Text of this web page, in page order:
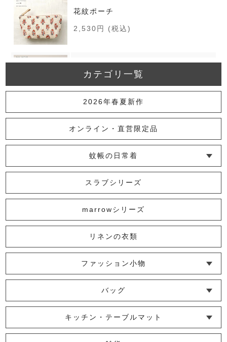
花紋ポーチ
2,530円 (税込)
まほろばポーチ
2,420円 (税込)
小紋ギャザーポーチ
2,530円 (税込)
3,300円 (税込)
【 FIVE SENSES 703 】 紅型ミニ
がま口
2,750円 (税込)
小紋丸巾着
カテゴリ一覧
2026年春夏新作
オンライン・直営限定品
蚊帳の日常着
└ インナー
└ トップス
└ ワンピース
└ パンツ
└ スカート
└ 羽織りもの
└ キッズ・ベビー
スラブシリーズ
marrowシリーズ
リネンの衣類
ファッション小物
└ ショール・ストール
└ マスク
└ 靴下・アームカバー
バッグ
└ ポシェット・ショルダーバッグ
└ トートバッグ
└ 巾着バッグ
キッチン・テーブルマット
└ 蚊帳のふきん
└ かっぽう着・エプロン
└ その他キッチン小物
└ コースター
└ ランチョンマット・プレースマット
└ テーブルランナー・テーブルセンター